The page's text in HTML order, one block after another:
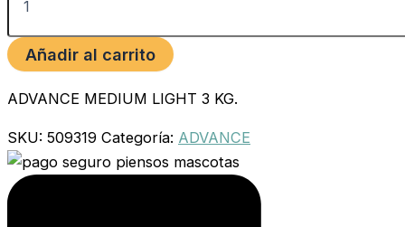
Añadir al carrito
ADVANCE MEDIUM LIGHT 3 KG.
SKU: 509319 Categoría: ADVANCE